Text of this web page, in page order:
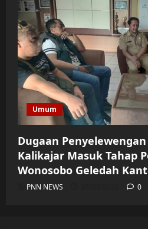
Umum
Dugaan Penyelewengan
Kalikajar Masuk Tahap
Wonosobo Geledah
PNN NEWS 0